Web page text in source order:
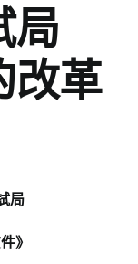
局
改革
局
》